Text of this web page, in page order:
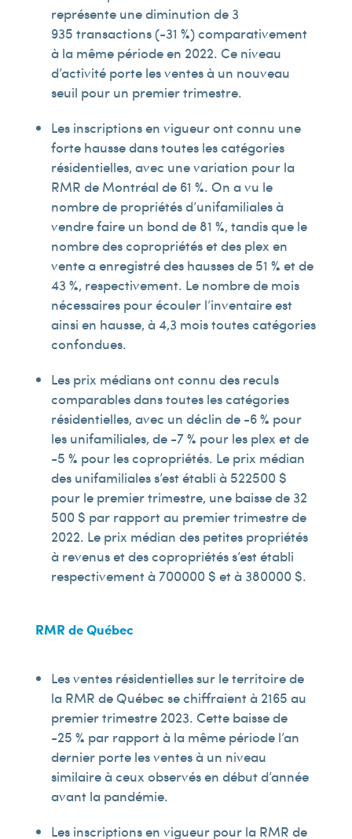
représente une diminution de 3
935 transactions (-31 %) comparativement
à la même période en 2022. Ce niveau
d’activité porte les ventes à un nouveau
seuil pour un premier trimestre.
Les inscriptions en vigueur ont connu une
forte hausse dans toutes les catégories
résidentielles, avec une variation pour la
RMR de Montréal de 61 %. On a vu le
nombre de propriétés d’unifamiliales à
vendre faire un bond de 81 %, tandis que le
nombre des copropriétés et des plex en
vente a enregistré des hausses de 51 % et de
43 %, respectivement. Le nombre de mois
nécessaires pour écouler l’inventaire est
ainsi en hausse, à 4,3 mois toutes catégories
confondues.
Les prix médians ont connu des reculs
comparables dans toutes les catégories
résidentielles, avec un déclin de -6 % pour
les unifamiliales, de -7 % pour les plex et de
-5 % pour les copropriétés. Le prix médian
des unifamiliales s’est établi à 522 500 $
pour le premier trimestre, une baisse de 32
500 $ par rapport au premier trimestre de
2022. Le prix médian des petites propriétés
à revenus et des copropriétés s’est établi
respectivement à 700 000 $ et à 380 000 $.
RMR de Québec
Les ventes résidentielles sur le territoire de
la RMR de Québec se chiffraient à 2 165 au
premier trimestre 2023. Cette baisse de
-25 % par rapport à la même période l’an
dernier porte les ventes à un niveau
similaire à ceux observés en début d’année
avant la pandémie.
Les inscriptions en vigueur pour la RMR de